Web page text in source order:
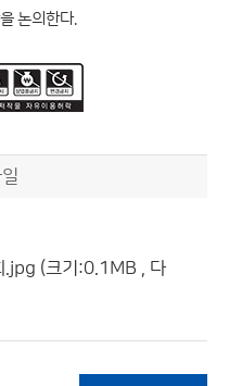
논의한다.
.jpg (크기:0.1MB , 다